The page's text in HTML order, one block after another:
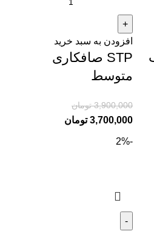
افزودن به سبد خرید
STP صافکاری
متوسط
3,900,000 تومان
3,700,000 تومان
-2%